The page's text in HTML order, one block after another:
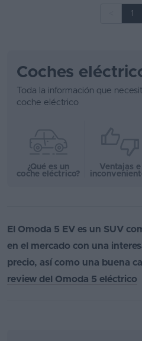
1
Coches
Toda la información que
coche eléctrico
¿Qué es un
coche eléctrico?
Ventajas e
El Omoda 5 EV es un SUV
en el mercado con una
precio, así como una buena
review del Omoda 5 eléctrico